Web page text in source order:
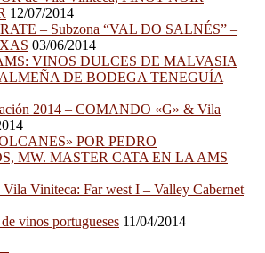
12/07/2014
– Subzona “VAL DO SALNÉS” –
03/06/2014
VINOS DULCES DE MALVASIA
DE BODEGA TENEGUÍA
2014 – COMANDO «G» & Vila
POR PEDRO
MW. MASTER CATA EN LA AMS
Viniteca: Far west I – Valley Cabernet
vinos portugueses 11/04/2014